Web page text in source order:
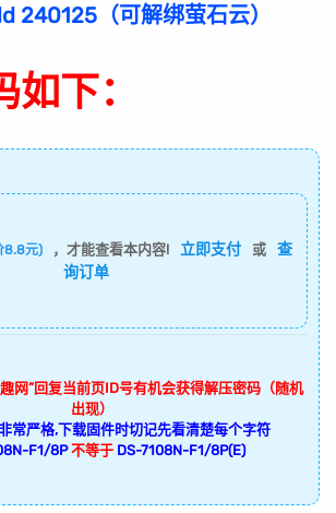
240125（可解绑萤石云）
下：
8.8元) ，才能查看本内容! 立即支付 或
查
询订单
网”回复当前页ID号有机会获得解压密码（随机
出现）
常严格,下载固件时切记先看清楚每个字符
F1/8P 不等于 DS-7108N-F1/8P(E)